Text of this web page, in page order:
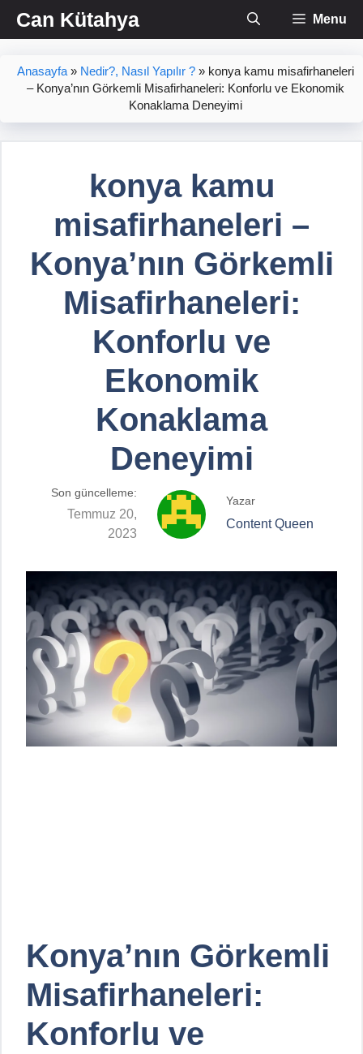
İçeriğe
atlaCan Kütahya Menu
Anasayfa » Nedir?, Nasıl Yapılır ? » konya kamu misafirhaneleri
– Konya’nın Görkemli Misafirhaneleri: Konforlu ve Ekonomik
Konaklama Deneyimi
konya kamu
misafirhaneleri –
Konya’nın Görkemli
Misafirhaneleri:
Konforlu ve
Ekonomik
Konaklama
Deneyimi
Son güncelleme:
Temmuz 20,
2023
Yazar
Content Queen
Konya’nın Görkemli
Misafirhaneleri:
Konforlu ve